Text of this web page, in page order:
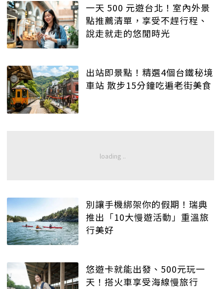
一天 500 元遊台北！室內外景
點推薦清單，享受不趕行程、
說走就走的悠閒時光
出站即景點！精選4個台鐵秘境
車站 散步15分鐘吃遍老街美食
別讓手機綁架你的假期！瑞典
推出「10大慢遊活動」重溫旅
行美好
悠遊卡就能出發、500元玩一
天！搭火車享受海線慢旅行